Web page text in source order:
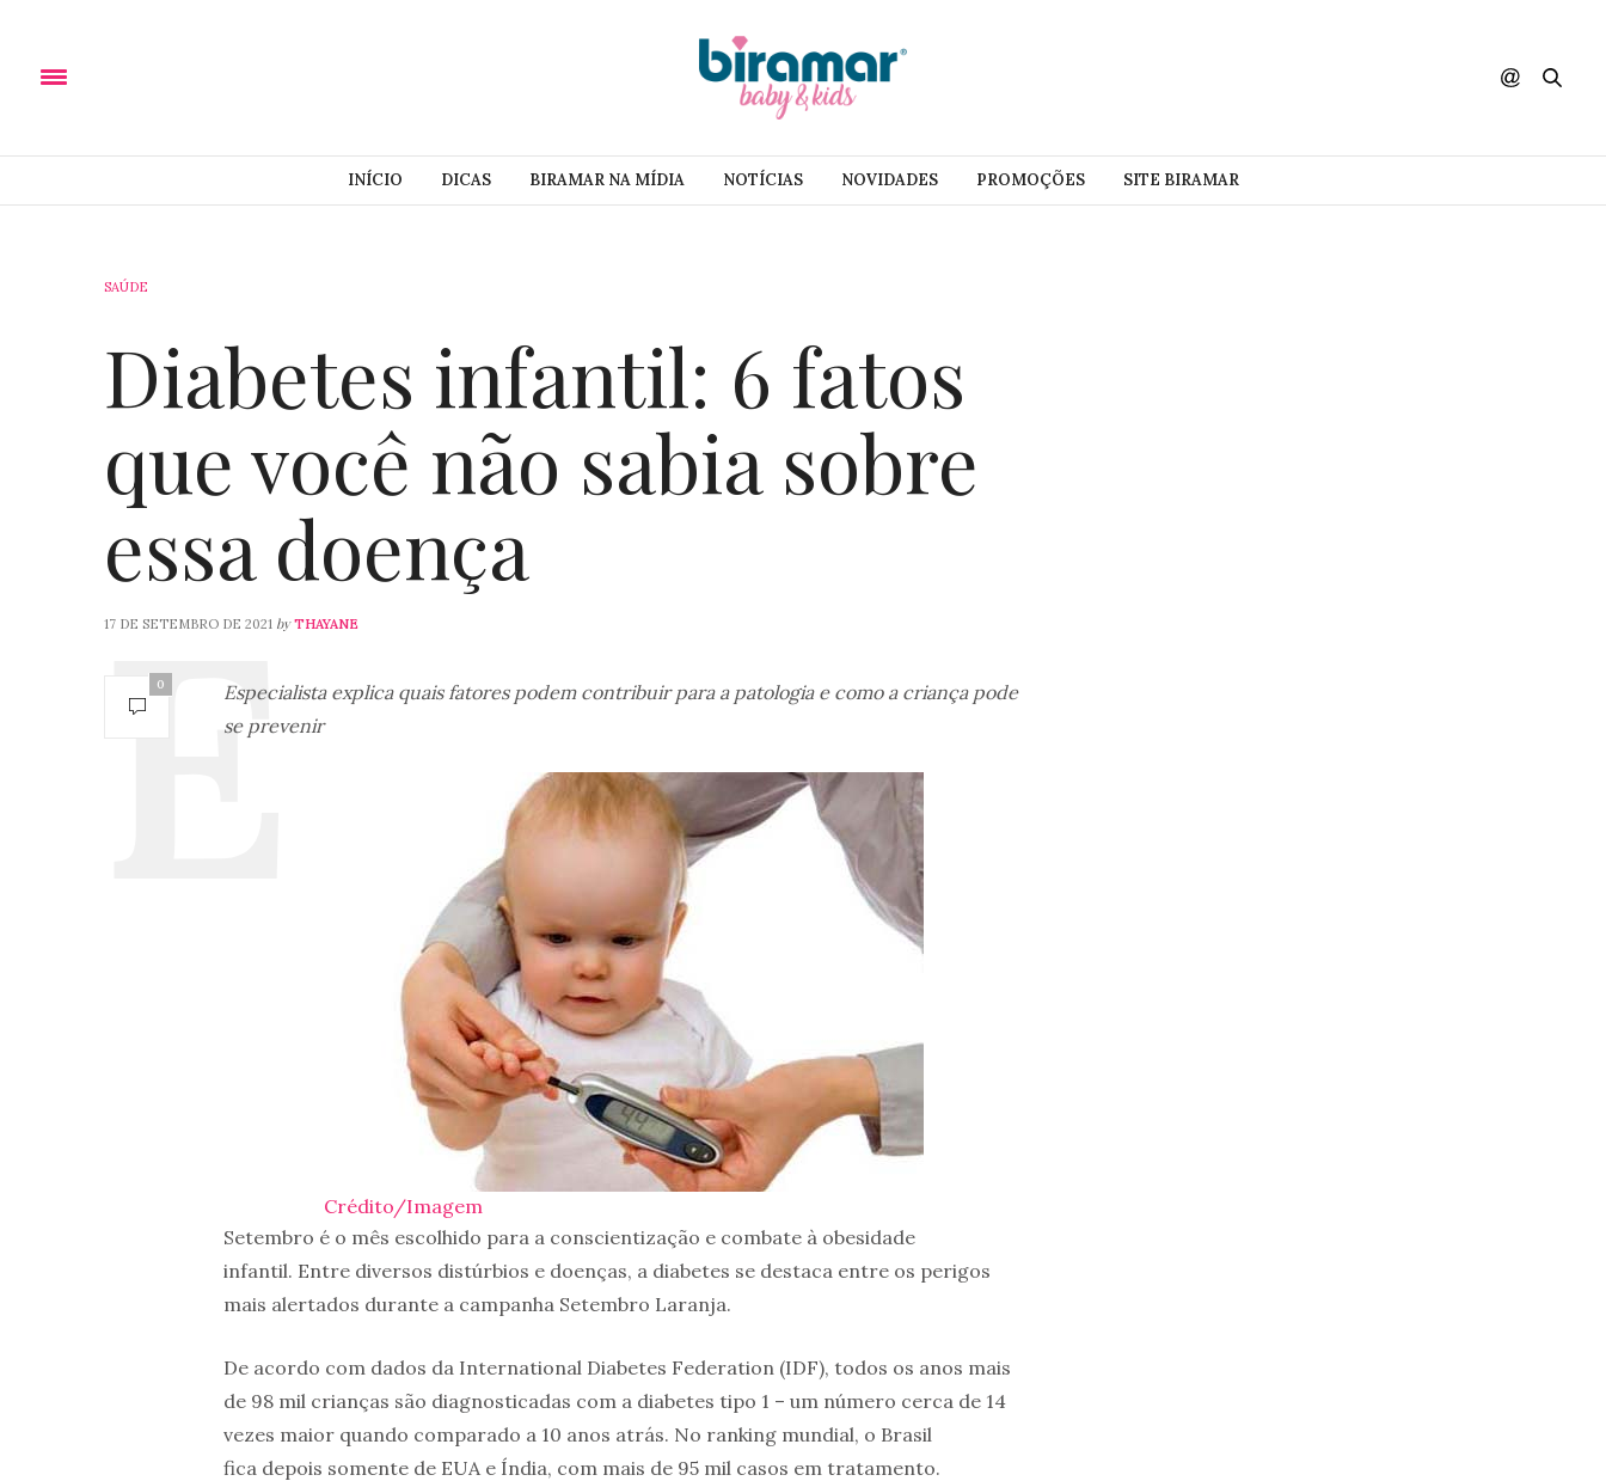
INÍCIO DICAS BIRAMAR NA MÍDIA NOTÍCIAS NOVIDADES PROMOÇÕES SITE BIRAMAR
SAÚDE
Diabetes infantil: 6 fatos
que você não sabia sobre
essa doença
17 DE SETEMBRO DE 2021 by THAYANE
0
Especialista explica quais fatores podem contribuir para a patologia e como a criança pode
se prevenir
Crédito/Imagem
Setembro é o mês escolhido para a conscientização e combate à obesidade
infantil. Entre diversos distúrbios e doenças, a diabetes se destaca entre os perigos
mais alertados durante a campanha Setembro Laranja.
De acordo com dados da International Diabetes Federation (IDF), todos os anos mais
de 98 mil crianças são diagnosticadas com a diabetes tipo 1 – um número cerca de 14
vezes maior quando comparado a 10 anos atrás. No ranking mundial, o Brasil
fica depois somente de EUA e Índia, com mais de 95 mil casos em tratamento.